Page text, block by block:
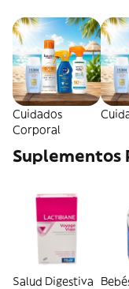
Cuidados
Corporal
Suplementos
Salud Digestiva